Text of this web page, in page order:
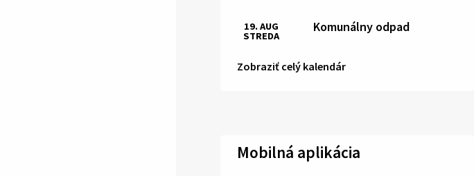
Komunálny odpad
19. AUG
STREDA
Zobraziť celý kalendár
Mobilná aplikácia